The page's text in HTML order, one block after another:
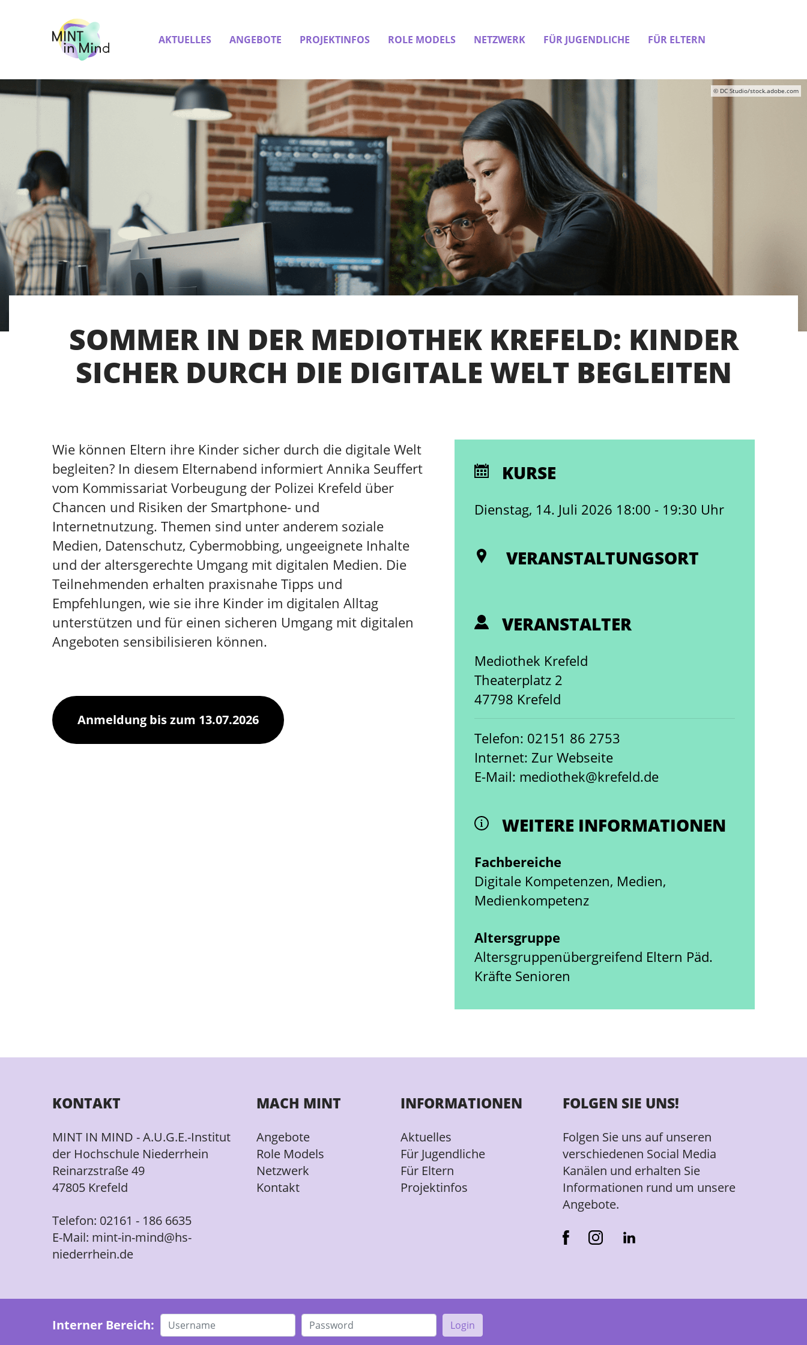
AKTUELLES ANGEBOTE PROJEKTINFOS ROLE MODELS NETZWERK FÜR JUGENDLICHE FÜR ELTERN
© DC Studio/stock.adobe.com
SOMMER IN DER MEDIOTHEK KREFELD: KINDER
SICHER DURCH DIE DIGITALE WELT BEGLEITEN
Wie können Eltern ihre Kinder sicher durch die digitale Welt
begleiten? In diesem Elternabend informiert Annika Seuffert
vom Kommissariat Vorbeugung der Polizei Krefeld über
Chancen und Risiken der Smartphone- und
Internetnutzung. Themen sind unter anderem soziale
Medien, Datenschutz, Cybermobbing, ungeeignete Inhalte
und der altersgerechte Umgang mit digitalen Medien. Die
Teilnehmenden erhalten praxisnahe Tipps und
Empfehlungen, wie sie ihre Kinder im digitalen Alltag
unterstützen und für einen sicheren Umgang mit digitalen
Angeboten sensibilisieren können.
Anmeldung bis zum 13.07.2026
KURSE
Dienstag, 14. Juli 2026 18:00 - 19:30 Uhr
VERANSTALTUNGSORT
VERANSTALTER
Mediothek Krefeld
Theaterplatz 2
47798 Krefeld
Telefon: 02151 86 2753
Internet: Zur Webseite
E-Mail: mediothek@krefeld.de
WEITERE INFORMATIONEN
Fachbereiche
Digitale Kompetenzen, Medien,
Medienkompetenz
Altersgruppe
Altersgruppenübergreifend Eltern Päd.
Kräfte Senioren
KONTAKT
MINT IN MIND - A.U.G.E.-Institut
der Hochschule Niederrhein
Reinarzstraße 49
47805 Krefeld
Telefon: 02161 - 186 6635
E-Mail: mint-in-mind@hs-
niederrhein.de
MACH MINT
Angebote
Role Models
Netzwerk
Kontakt
INFORMATIONEN
Aktuelles
Für Jugendliche
Für Eltern
Projektinfos
FOLGEN SIE UNS!
Folgen Sie uns auf unseren
verschiedenen Social Media
Kanälen und erhalten Sie
Informationen rund um unsere
Angebote.
Interner Bereich: Login